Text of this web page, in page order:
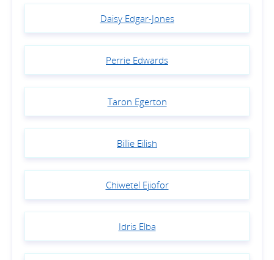
Daisy Edgar-Jones
Perrie Edwards
Taron Egerton
Billie Eilish
Chiwetel Ejiofor
Idris Elba